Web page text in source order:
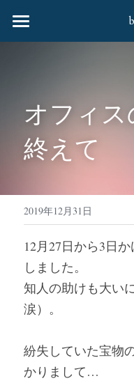
HOME
協力企業様
取扱商品
婦人バッグ・笹
婦人バッグ
財布
靴、サンダル
社会貢献活動
Q&A
オフィ
終えて
2019年12月31日
12月27日から3日
しました。
知人の助けも大い
涙）。
紛失していた宝物
かりまして…